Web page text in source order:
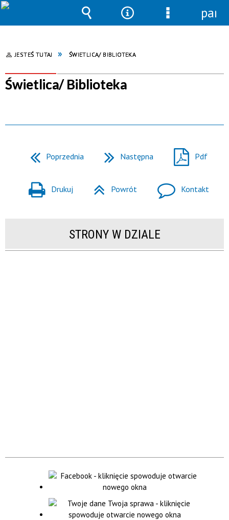
JESTEŚ TUTAJ ŚWIETLICA/ BIBLIOTEKA
Świetlica/ Biblioteka
Poprzednia Następna Pdf
Drukuj Powrót Kontakt
STRONY W DZIALE
Wyszukiwarka
NarzędziaMenu